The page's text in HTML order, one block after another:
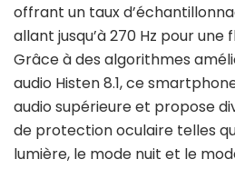
offrant un taux
allant jusqu’à 270 Hz pour
Grâce à des algorithmes
audio Histen 8.1, ce
audio supérieure et propose
de protection oculaire telles
lumière, le mode nuit et le